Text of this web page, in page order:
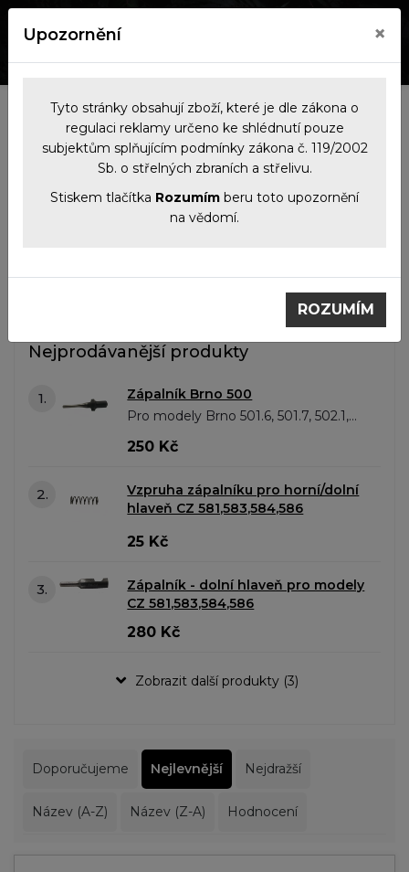
Kategorie
Filtrace produktů
Nejprodávanější produkty
1.
Zápalník Brno 500
Pro modely Brno 501.6, 501.7, 502.1,
502.2, 502.3, 502.4, 502.5, 502.6, 502.8,
250 Kč
2.
Vzpruha zápalníku pro horní/dolní
hlaveň CZ 581,583,584,586
25 Kč
3.
Zápalník - dolní hlaveň pro modely
CZ 581,583,584,586
280 Kč
Zobrazit další produkty (3)
Doporučujeme Nejlevnější Nejdražší
Název (A-Z) Název (Z-A) Hodnocení
Upozornění ×
Tyto stránky obsahují zboží, které je dle zákona o
regulaci reklamy určeno ke shlédnutí pouze
subjektům splňujícím podmínky zákona č. 119/2002
Sb. o střelných zbraních a střelivu.
Stiskem tlačítka Rozumím beru toto upozornění
na vědomí.
ROZUMÍM